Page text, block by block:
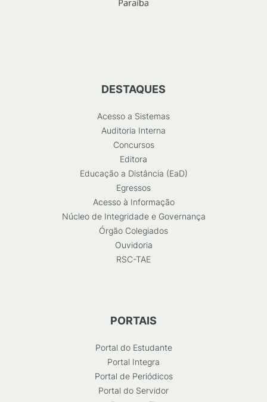
DESTAQUES
Acesso a Sistemas
Auditoria Interna
Concursos
Editora
Educação a Distância (EaD)
Egressos
Acesso à Informação
Núcleo de Integridade e Governança
Órgão Colegiados
Ouvidoria
RSC-TAE
PORTAIS
Portal do Estudante
Portal Integra
Portal de Periódicos
Portal do Servidor